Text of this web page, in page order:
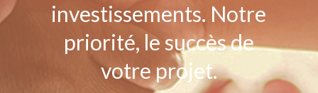
investissements. Notre
priorité, le succès de
votre projet.